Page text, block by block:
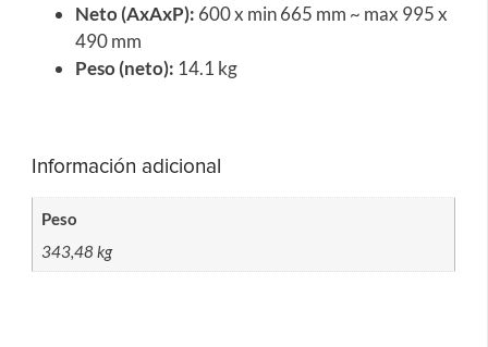
Neto (AxAxP): 600 x min 665 mm ~ max 995 x
490 mm
Peso (neto): 14.1 kg
Información adicional
Peso
343,48 kg